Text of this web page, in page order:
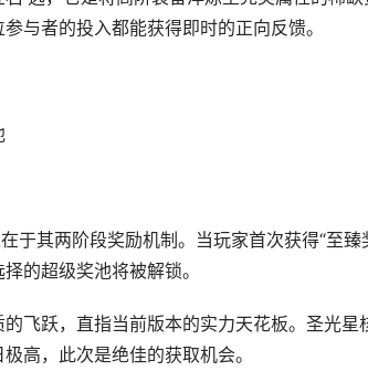
与者的投入都能获得即时的正向反馈。
于其两阶段奖励机制。当玩家首次获得“至
的超级奖池将被解锁。
飞跃，直指当前版本的实力天花板。圣光星
高，此次是绝佳的获取机会。